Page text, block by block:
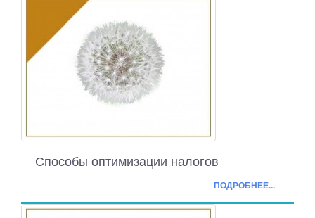
Способы оптимизации налогов
ПОДРОБНЕЕ...